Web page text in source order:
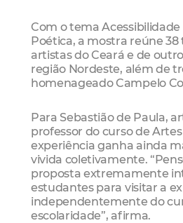
Com o tema Acessibilidade
Poética, a mostra reúne
artistas do Ceará e de
região Nordeste, além de
homenageado Campelo
Para Sebastião de Paula,
professor do curso de Artes
experiência ganha ainda
vivida coletivamente.
proposta extremamente
estudantes para visitar a
independentemente do
escolaridade”, afirma.